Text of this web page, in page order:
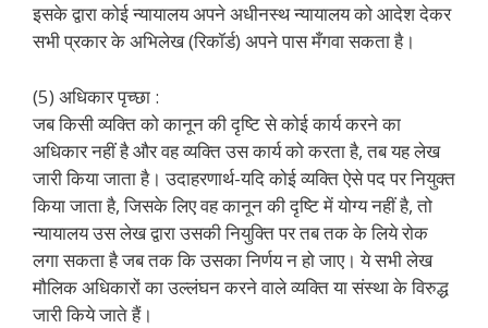
इसके द्वारा कोई न्यायालय अपने अधीनस्थ न्यायालय को आदेश देकर
सभी प्रकार के अभिलेख (रिकॉर्ड) अपने पास मँगवा सकता है।
(5) अधिकार पृच्छा :
जब किसी व्यक्ति को कानून की दृष्टि से कोई कार्य करने का
अधिकार नहीं है और वह व्यक्ति उस कार्य को करता है, तब यह लेख
जारी किया जाता है। उदाहरणार्थ-यदि कोई व्यक्ति ऐसे पद पर नियुक्त
किया जाता है, जिसके लिए वह कानून की दृष्टि में योग्य नहीं है, तो
न्यायालय उस लेख द्वारा उसकी नियुक्ति पर तब तक के लिये रोक
लगा सकता है जब तक कि उसका निर्णय न हो जाए। ये सभी लेख
मौलिक अधिकारों का उल्लंघन करने वाले व्यक्ति या संस्था के विरुद्ध
जारी किये जाते हैं।